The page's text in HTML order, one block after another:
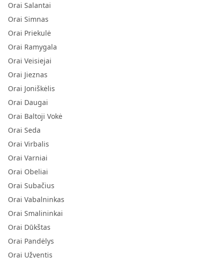
Orai Salantai
Orai Simnas
Orai Priekulė
Orai Ramygala
Orai Veisiejai
Orai Jieznas
Orai Joniškėlis
Orai Daugai
Orai Baltoji Vokė
Orai Seda
Orai Virbalis
Orai Varniai
Orai Obeliai
Orai Subačius
Orai Vabalninkas
Orai Smalininkai
Orai Dūkštas
Orai Pandėlys
Orai Užventis